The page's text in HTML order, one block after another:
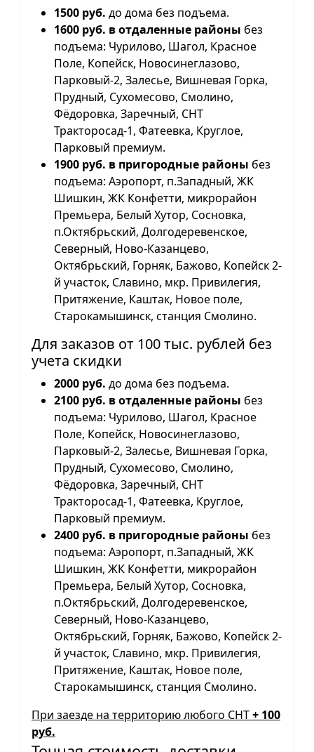
1500 руб. до дома без подъема.
1600 руб. в отдаленные районы без
подъема: Чурилово, Шагол, Красное
Поле, Копейск, Новосинеглазово,
Парковый-2, Залесье, Вишневая Горка,
Прудный, Сухомесово, Смолино,
Фёдоровка, Заречный, СНТ
Тракторосад-1, Фатеевка, Круглое,
Парковый премиум.
1900 руб. в пригородные районы без
подъема: Аэропорт, п.Западный, ЖК
Шишкин, ЖК Конфетти, микрорайон
Премьера, Белый Хутор, Сосновка,
п.Октябрьский, Долгодеревенское,
Северный, Ново-Казанцево,
Октябрьский, Горняк, Бажово, Копейск 2-
й участок, Славино, мкр. Привилегия,
Притяжение, Каштак, Новое поле,
Старокамышинск, станция Смолино.
Для заказов от 100 тыс. рублей без
учета скидки
2000 руб. до дома без подъема.
2100 руб. в отдаленные районы без
подъема: Чурилово, Шагол, Красное
Поле, Копейск, Новосинеглазово,
Парковый-2, Залесье, Вишневая Горка,
Прудный, Сухомесово, Смолино,
Фёдоровка, Заречный, СНТ
Тракторосад-1, Фатеевка, Круглое,
Парковый премиум.
2400 руб. в пригородные районы без
подъема: Аэропорт, п.Западный, ЖК
Шишкин, ЖК Конфетти, микрорайон
Премьера, Белый Хутор, Сосновка,
п.Октябрьский, Долгодеревенское,
Северный, Ново-Казанцево,
Октябрьский, Горняк, Бажово, Копейск 2-
й участок, Славино, мкр. Привилегия,
Притяжение, Каштак, Новое поле,
Старокамышинск, станция Смолино.
При заезде на территорию любого СНТ+ 100
руб.